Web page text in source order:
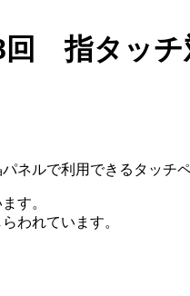
指タッチ
ネルで利用できるタッチ
す。
われています。